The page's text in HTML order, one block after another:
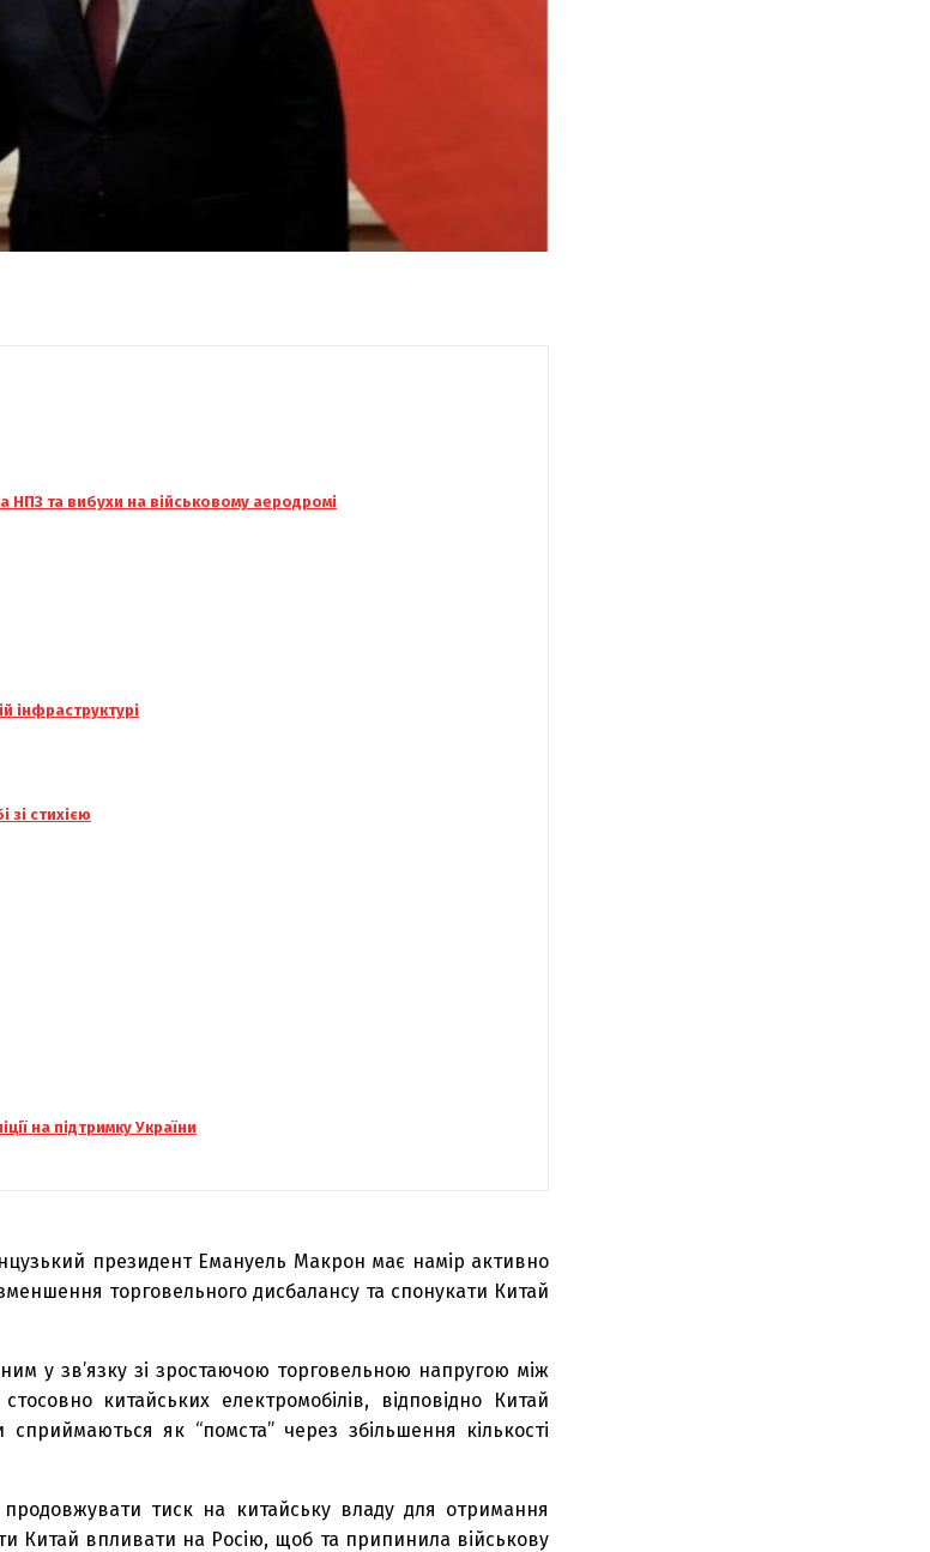
НПЗ та вибухи на військовому аеродромі
інфраструктурі
зі стихією
на підтримку України
президент Емануель Макрон має намір активно
торговельного дисбалансу та спонукати Китай
у зв’язку зі зростаючою торговельною напругою між
китайських електромобілів, відповідно Китай
як “помста” через збільшення кількості
тиск на китайську владу для отримання
Китай впливати на Росію, щоб та припинила військову